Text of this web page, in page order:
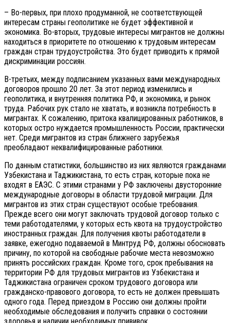
– Во-первых, при плохо продуманной, не соответствующей
интересам страны геополитике не будет эффективной и
экономика. Во-вторых, трудовые интересы мигрантов не должны
находиться в приоритете по отношению к трудовым интересам
граждан стран трудоустройства. Это будет приводить к прямой
дискриминации россиян.
В-третьих, между подписанием указанных вами международных
договоров прошло 20 лет. За этот период изменились и
геополитика, и внутренняя политика РФ, и экономика, и рынок
труда. Рабочих рук стало не хватать, и возникла потребность в
мигрантах. К сожалению, притока квалицированных работников, в
которых остро нуждается промышленность России, практически
нет. Среди мигрантов из стран ближнего зарубежья
преобладают неквалифицированные работники.
По данным статистики, большинство из них являются гражданами
Узбекистана и Таджикистана, то есть стран, которые пока не
входят в ЕАЭС. С этими странами у РФ заключены двусторонние
международные договоры в области трудовой миграции. Для
мигрантов из этих стран существуют особые требования.
Прежде всего они могут заключать трудовой договор только с
теми работодателями, у которых есть квота на трудоустройство
иностранных граждан. Для получения квоты работодатели в
заявке, ежегодно подаваемой в Минтруд РФ, должны обосновать
причину, по которой на свободные рабочие места невозможно
принять российских граждан. Кроме того, срок пребывания на
территории РФ для трудовых мигрантов из Узбекистана и
Таджикистана ограничен сроком трудового договора или
гражданско-правового договора, то есть не должен превышать
одного года. Перед приездом в Россию они должны пройти
необходимые обследования и получить справки о состоянии